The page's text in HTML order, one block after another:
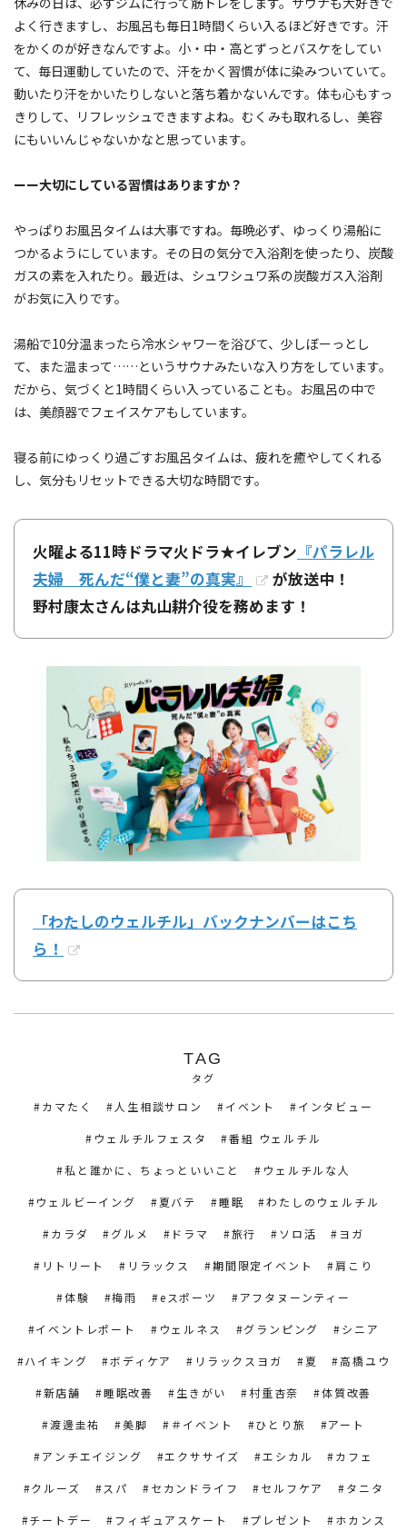
よく行きますし、お風呂も毎日1時間くらい入るほど好きです。汗
をかくのが好きなんですよ。小・中・高とずっとバスケをしてい
て、毎日運動していたので、汗をかく習慣が体に染みついていて。
動いたり汗をかいたりしないと落ち着かないんです。体も心もすっ
きりして、リフレッシュできますよね。むくみも取れるし、美容
にもいいんじゃないかなと思っています。
ーー大切にしている習慣はありますか？
やっぱりお風呂タイムは大事ですね。毎晩必ず、ゆっくり湯船に
つかるようにしています。その日の気分で入浴剤を使ったり、炭酸
ガスの素を入れたり。最近は、シュワシュワ系の炭酸ガス入浴剤
がお気に入りです。
湯船で10分温まったら冷水シャワーを浴びて、少しぼーっとし
て、また温まって……というサウナみたいな入り方をしています。
だから、気づくと1時間くらい入っていることも。お風呂の中で
は、美顔器でフェイスケアもしています。
寝る前にゆっくり過ごすお風呂タイムは、疲れを癒やしてくれる
し、気分もリセットできる大切な時間です。
火曜よる11時ドラマ火ドラ★イレブン 『パラレル
夫婦 死んだ“僕と妻”の真実』
が放送中！
野村康太さんは丸山耕介役を務めます！
「わたしのウェルチル」バックナンバーはこち
ら！
TAG
タグ
カマたく 人生相談サロン イベント インタビュー
ウェルチルフェスタ 番組 ウェルチル
私と誰かに、ちょっといいこと ウェルチルな人
ウェルビーイング 夏バテ 睡眠 わたしのウェルチル
カラダ グルメ ドラマ 旅行 ソロ活 ヨガ
リトリート リラックス 期間限定イベント 肩こり
体験 梅雨 eスポーツ アフタヌーンティー
イベントレポート ウェルネス グランピング シニア
ハイキング ボディケア リラックスヨガ 夏 高橋ユウ
新店舗 睡眠改善 生きがい 村重杏奈 体質改善
渡邊圭祐 美脚 ＃イベント ひとり旅 アート
アンチエイジング エクササイズ エシカル カフェ
クルーズ スパ セカンドライフ セルフケア タニタ
チートデー フィギュアスケート プレゼント ホカンス